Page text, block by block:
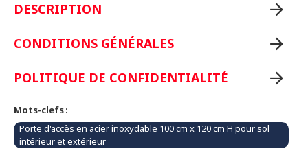
DESCRIPTION
CONDITIONS GÉNÉRALES
POLITIQUE DE CONFIDENTIALITÉ
Mots-clefs :
Porte d'accès en acier inoxydable 100 cm x 120 cm H pour sol
intérieur et extérieur